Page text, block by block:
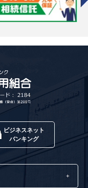
ビジネスネット
バンキング